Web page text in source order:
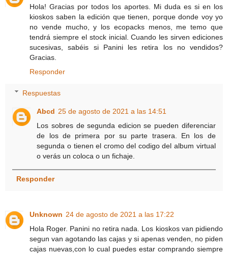
Hola! Gracias por todos los aportes. Mi duda es si en los
kioskos saben la edición que tienen, porque donde voy yo
no vende mucho, y los ecopacks menos, me temo que
tendrá siempre el stock inicial. Cuando les sirven ediciones
sucesivas, sabéis si Panini les retira los no vendidos?
Gracias.
Responder
Respuestas
Abcd 25 de agosto de 2021 a las 14:51
Los sobres de segunda edicion se pueden diferenciar
de los de primera por su parte trasera. En los de
segunda o tienen el cromo del codigo del album virtual
o verás un coloca o un fichaje.
Responder
Unknown 24 de agosto de 2021 a las 17:22
Hola Roger. Panini no retira nada. Los kioskos van pidiendo
segun van agotando las cajas y si apenas venden, no piden
cajas nuevas,con lo cual puedes estar comprando siempre